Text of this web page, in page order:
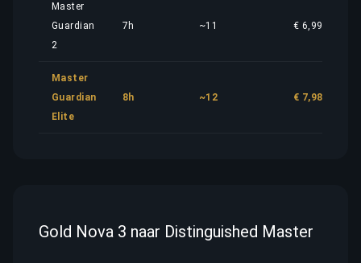
Master
Guardian
2
7h ~11 € 6,99
Master
Guardian
Elite
8h ~12 € 7,98
Gold Nova 3 naar Distinguished Master